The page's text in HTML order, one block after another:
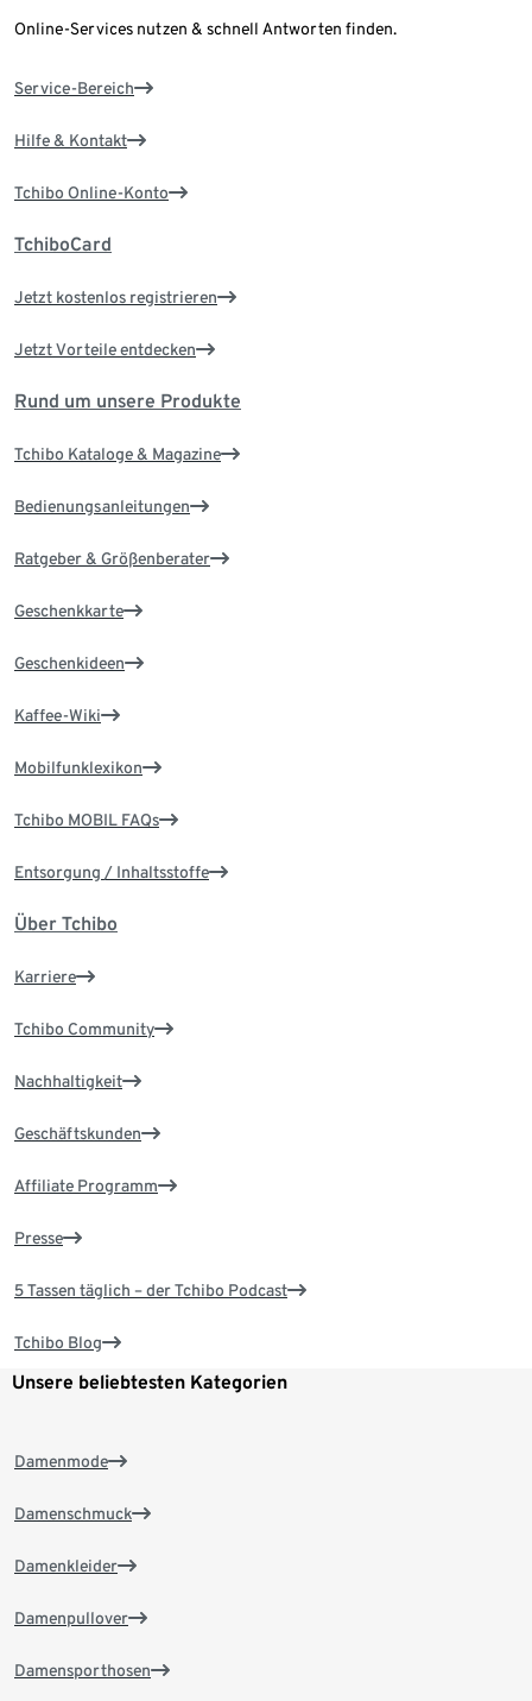
Online-Services nutzen & schnell Antworten finden.
Service-Bereich
Hilfe & Kontakt
Tchibo Online-Konto
TchiboCard
Jetzt kostenlos registrieren
Jetzt Vorteile entdecken
Rund um unsere Produkte
Tchibo Kataloge & Magazine
Bedienungsanleitungen
Ratgeber & Größenberater
Geschenkkarte
Geschenkideen
Kaffee-Wiki
Mobilfunklexikon
Tchibo MOBIL FAQs
Entsorgung / Inhaltsstoffe
Über Tchibo
Karriere
Tchibo Community
Nachhaltigkeit
Geschäftskunden
Affiliate Programm
Presse
5 Tassen täglich – der Tchibo Podcast
Tchibo Blog
Unsere beliebtesten Kategorien
Damenmode
Damenschmuck
Damenkleider
Damenpullover
Damensporthosen